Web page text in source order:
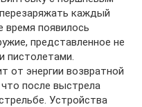
каждый
время появилось
представленное не
пистолетами.
от энергии возвратной
после выстрела
Устройства